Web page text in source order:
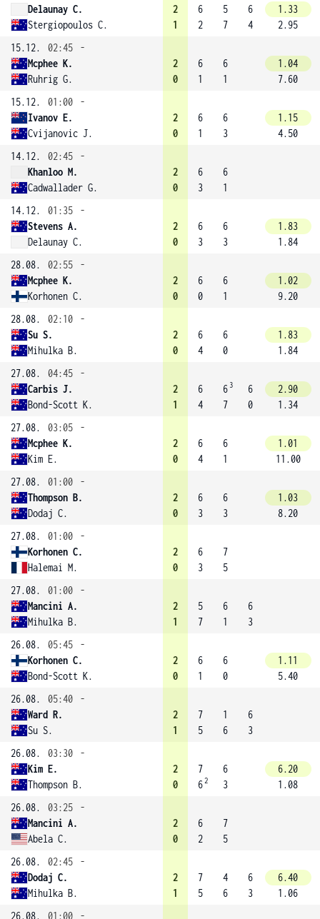
Delaunay C.
Stergiopoulos C.
2
1
6
2
5
7
6
4
1.33
2.95
15.12.
02:45
-
Mcphee K.
Ruhrig G.
2
0
6
1
6
1
1.04
7.60
15.12.
01:00
-
Ivanov E.
Cvijanovic J.
2
0
6
1
6
3
1.15
4.50
14.12.
02:45
-
Khanloo M.
Cadwallader G.
2
0
6
3
6
1
14.12.
01:35
-
Stevens A.
Delaunay C.
2
0
6
3
6
3
1.83
1.84
28.08.
02:55
-
Mcphee K.
Korhonen C.
2
0
6
0
6
1
1.02
9.20
28.08.
02:10
-
Su S.
Mihulka B.
2
0
6
4
6
0
1.83
1.84
27.08.
04:45
-
Carbis J.
Bond-Scott K.
2
1
6
4
6 3
7
6
0
2.90
1.34
27.08.
03:05
-
Mcphee K.
Kim E.
2
0
6
4
6
1
1.01
11.00
27.08.
01:00
-
Thompson B.
Dodaj C.
2
0
6
3
6
3
1.03
8.20
27.08.
01:00
-
Korhonen C.
Halemai M.
2
0
6
3
7
5
27.08.
01:00
-
Mancini A.
Mihulka B.
2
1
5
7
6
1
6
3
26.08.
05:45
-
Korhonen C.
Bond-Scott K.
2
0
6
1
6
0
1.11
5.40
26.08.
05:40
-
Ward R.
Su S.
2
1
7
5
1
6
6
3
26.08.
03:30
-
Kim E.
Thompson B.
2
0
7
62
6
3
6.20
1.08
26.08.
03:25
-
Mancini A.
Abela C.
2
0
6
2
7
5
26.08.
02:45
-
Dodaj C.
Mihulka B.
2
1
7
5
4
6
6
3
6.40
1.06
26.08.
01:00 -